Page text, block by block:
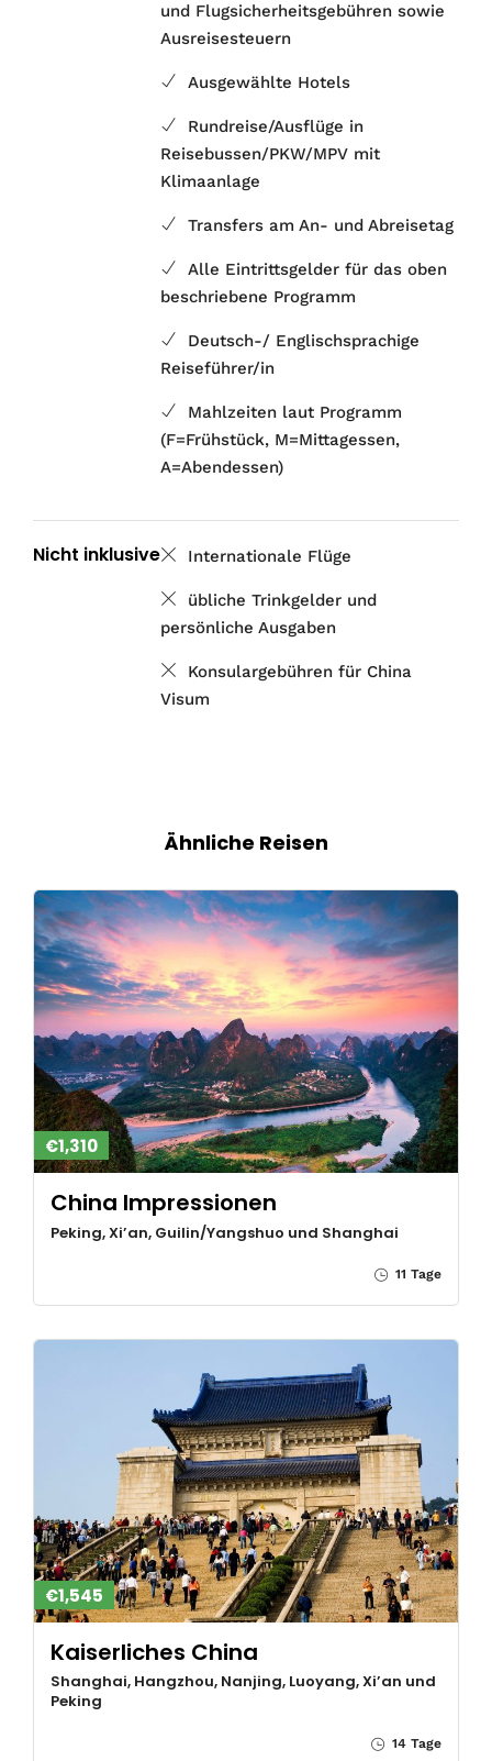
und Flugsicherheitsgebühren sowie
Ausreisesteuern
Ausgewählte Hotels
Rundreise/Ausflüge in
Reisebussen/PKW/MPV mit
Klimaanlage
Transfers am An- und Abreisetag
Alle Eintrittsgelder für das oben
beschriebene Programm
Deutsch-/ Englischsprachige
Reiseführer/in
Mahlzeiten laut Programm
(F=Frühstück, M=Mittagessen,
A=Abendessen)
Nicht inklusive Internationale Flüge
übliche Trinkgelder und
persönliche Ausgaben
Konsulargebühren für China
Visum
Ähnliche Reisen
€1,310
China Impressionen
Peking, Xi’an, Guilin/Yangshuo und Shanghai
11 Tage
€1,545
Kaiserliches China
Shanghai, Hangzhou, Nanjing, Luoyang, Xi’an und
Peking
14 Tage